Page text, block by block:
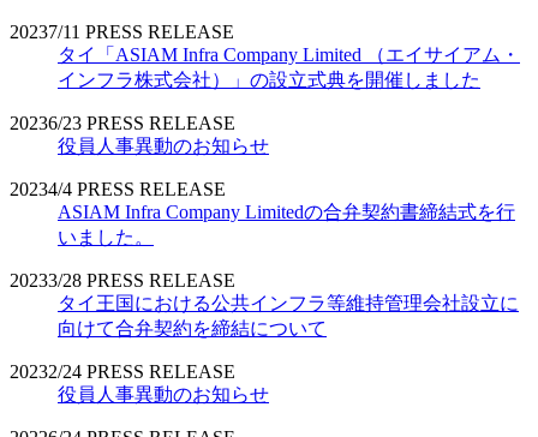
20237/11 PRESS RELEASE
タイ「ASIAM Infra Company Limited （エイサイアム・
インフラ株式会社）」の設立式典を開催しました
20236/23 PRESS RELEASE
役員人事異動のお知らせ
20234/4 PRESS RELEASE
ASIAM Infra Company Limitedの合弁契約書締結式を行
いました。
20233/28 PRESS RELEASE
タイ王国における公共インフラ等維持管理会社設立に
向けて合弁契約を締結について
20232/24 PRESS RELEASE
役員人事異動のお知らせ